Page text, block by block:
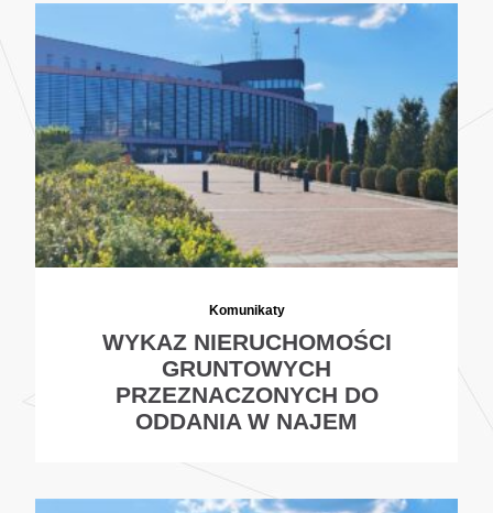
Komunikaty
WYKAZ NIERUCHOMOŚCI
GRUNTOWYCH
PRZEZNACZONYCH DO
ODDANIA W NAJEM